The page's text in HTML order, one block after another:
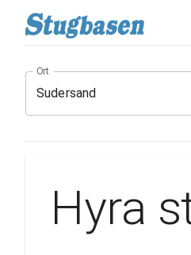
Ort
Hyra